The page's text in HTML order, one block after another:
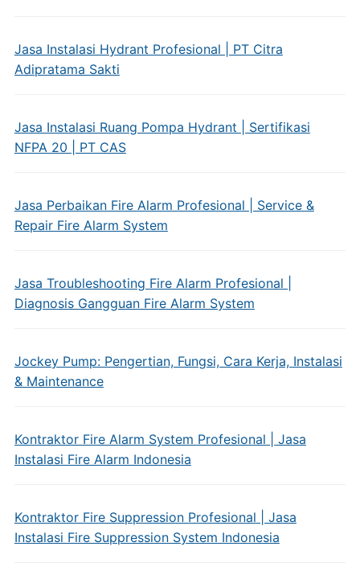
Jasa Instalasi Hydrant Profesional | PT Citra
Adipratama Sakti
Jasa Instalasi Ruang Pompa Hydrant | Sertifikasi
NFPA 20 | PT CAS
Jasa Perbaikan Fire Alarm Profesional | Service &
Repair Fire Alarm System
Jasa Troubleshooting Fire Alarm Profesional |
Diagnosis Gangguan Fire Alarm System
Jockey Pump: Pengertian, Fungsi, Cara Kerja, Instalasi
& Maintenance
Kontraktor Fire Alarm System Profesional | Jasa
Instalasi Fire Alarm Indonesia
Kontraktor Fire Suppression Profesional | Jasa
Instalasi Fire Suppression System Indonesia